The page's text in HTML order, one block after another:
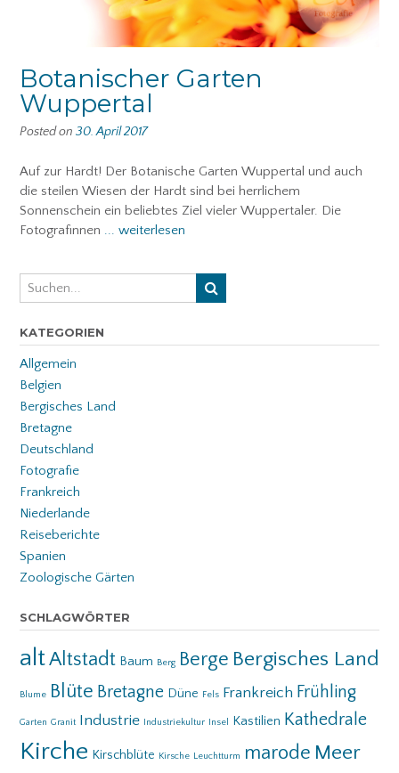
Botanischer Garten
Wuppertal
Posted on 30. April 2017
Auf zur Hardt! Der Botanische Garten Wuppertal und auch
die steilen Wiesen der Hardt sind bei herrlichem
Sonnenschein ein beliebtes Ziel vieler Wuppertaler. Die
Fotografinnen ... weiterlesen
KATEGORIEN
Allgemein
Belgien
Bergisches Land
Bretagne
Deutschland
Fotografie
Frankreich
Niederlande
Reiseberichte
Spanien
Zoologische Gärten
SCHLAGWÖRTER
altAltstadt Baum Berg Berge Bergisches Land
Blume Blüte Bretagne Düne Fels Frankreich Frühling
Garten Granit Industrie Industriekultur Insel Kastilien Kathedrale
Kirche Kirschblüte Kirsche Leuchtturm marode Meer